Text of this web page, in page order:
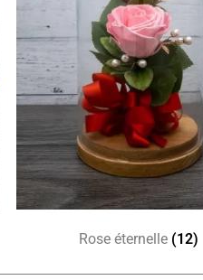
Rose éternelle (12)